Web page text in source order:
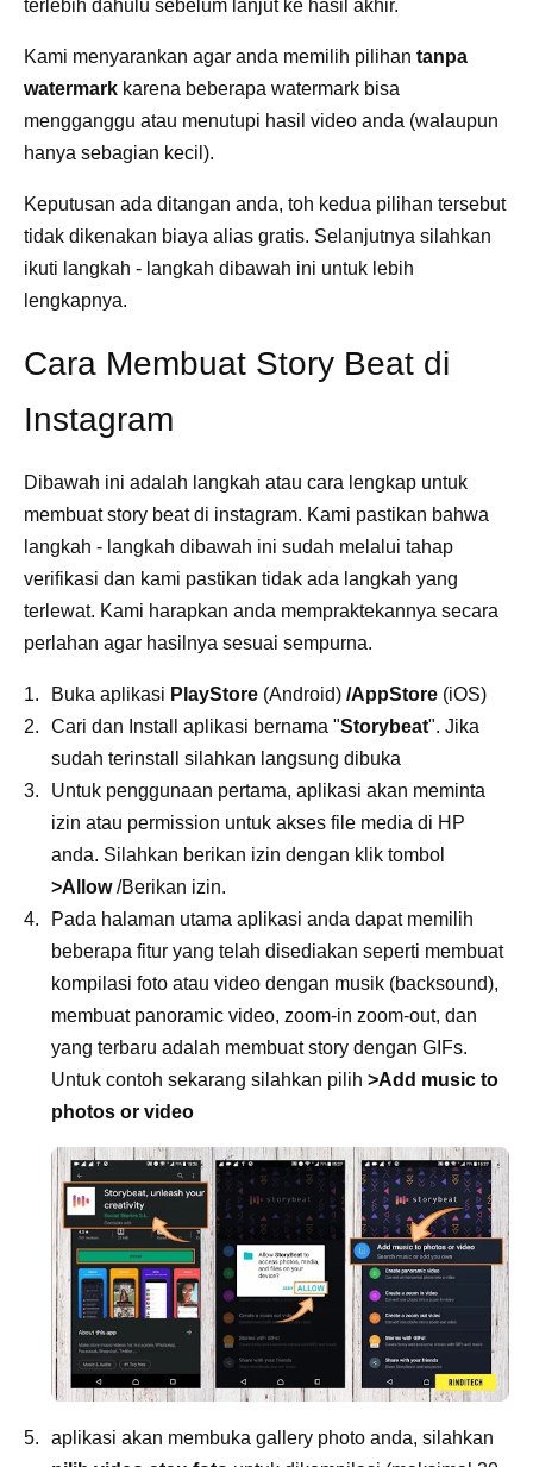
terlebih dahulu sebelum lanjut ke hasil akhir.
Kami menyarankan agar anda memilih pilihan tanpa
watermark karena beberapa watermark bisa
mengganggu atau menutupi hasil video anda (walaupun
hanya sebagian kecil).
Keputusan ada ditangan anda, toh kedua pilihan tersebut
tidak dikenakan biaya alias gratis. Selanjutnya silahkan
ikuti langkah - langkah dibawah ini untuk lebih
lengkapnya.
Cara Membuat Story Beat di
Instagram
Dibawah ini adalah langkah atau cara lengkap untuk
membuat story beat di instagram. Kami pastikan bahwa
langkah - langkah dibawah ini sudah melalui tahap
verifikasi dan kami pastikan tidak ada langkah yang
terlewat. Kami harapkan anda mempraktekannya secara
perlahan agar hasilnya sesuai sempurna.
Buka aplikasi PlayStore (Android) /AppStore (iOS)
Cari dan Install aplikasi bernama "Storybeat". Jika
sudah terinstall silahkan langsung dibuka
Untuk penggunaan pertama, aplikasi akan meminta
izin atau permission untuk akses file media di HP
anda. Silahkan berikan izin dengan klik tombol
>Allow/Berikan izin.
Pada halaman utama aplikasi anda dapat memilih
beberapa fitur yang telah disediakan seperti membuat
kompilasi foto atau video dengan musik (backsound),
membuat panoramic video, zoom-in zoom-out, dan
yang terbaru adalah membuat story dengan GIFs.
Untuk contoh sekarang silahkan pilih >Add music to
photos or video
aplikasi akan membuka gallery photo anda, silahkan